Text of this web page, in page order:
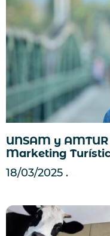
UNSAM y
Marketing
18/03/2025